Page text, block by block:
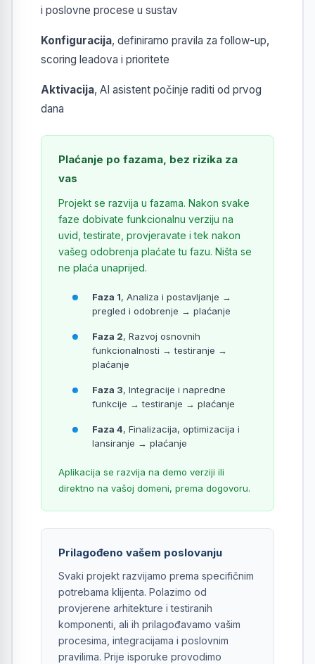
i poslovne procese u sustav
Konfiguracija, definiramo pravila za follow-up,
scoring leadova i prioritete
Aktivacija, AI asistent počinje raditi od prvog
dana
Plaćanje po fazama, bez rizika za
vas
Projekt se razvija u fazama. Nakon svake
faze dobivate funkcionalnu verziju na
uvid, testirate, provjeravate i tek nakon
vašeg odobrenja plaćate tu fazu. Ništa se
ne plaća unaprijed.
Faza 1, Analiza i postavljanje →
pregled i odobrenje → plaćanje
Faza 2, Razvoj osnovnih
funkcionalnosti → testiranje →
plaćanje
Faza 3, Integracije i napredne
funkcije → testiranje → plaćanje
Faza 4, Finalizacija, optimizacija i
lansiranje → plaćanje
Aplikacija se razvija na demo verziji ili
direktno na vašoj domeni, prema dogovoru.
Prilagođeno vašem poslovanju
Svaki projekt razvijamo prema specifičnim
potrebama klijenta. Polazimo od
provjerene arhitekture i testiranih
komponenti, ali ih prilagođavamo vašim
procesima, integracijama i poslovnim
pravilima. Prije isporuke provodimo